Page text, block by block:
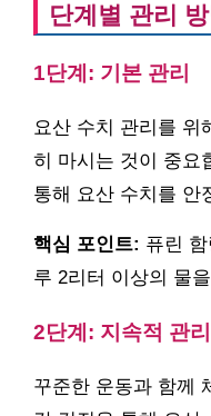
단계별 관리 방
1단계: 기본 관리
요산 수치 관리를 위
히 마시는 것이 중요
통해 요산 수치를 안
핵심 포인트: 퓨린
루 2리터 이상의 물
2단계: 지속적 관리
꾸준한 운동과 함께